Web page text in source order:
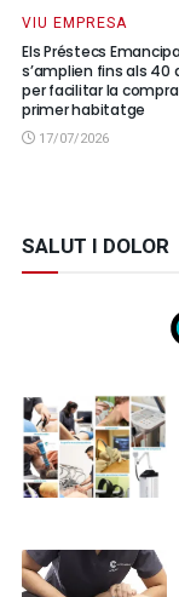
VIU EMPRESA
Els Préstecs
s’amplien fins als 40
per facilitar la
primer habitatge
17/07/2026
SALUT I DOLOR